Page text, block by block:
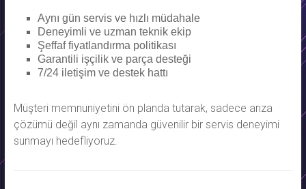
Aynı gün servis ve hızlı müdahale
Deneyimli ve uzman teknik ekip
Şeffaf fiyatlandırma politikası
Garantili işçilik ve parça desteği
7/24 iletişim ve destek hattı
Müşteri memnuniyetini ön planda tutarak, sadece arıza
çözümü değil aynı zamanda güvenilir bir servis deneyimi
sunmayı hedefliyoruz.